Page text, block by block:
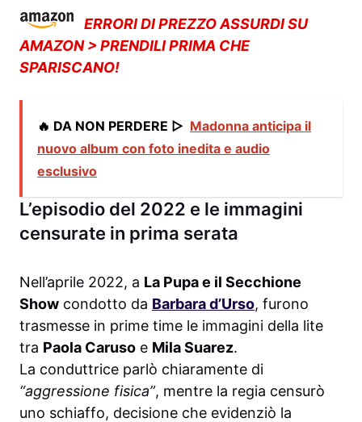
ERRORI DI PREZZO ASSURDI SU
AMAZON > PRENDILI PRIMA CHE
SPARISCANO!
🔥 DA NON PERDERE ▷ Madonna anticipa il
nuovo album con foto inedita e audio
esclusivo
L’episodio del 2022 e le immagini
censurate in prima serata
Nell’aprile 2022, a La Pupa e il Secchione
Show condotto da Barbara d’Urso, furono
trasmesse in prime time le immagini della lite
tra Paola Caruso e Mila Suarez.
La conduttrice parlò chiaramente di
“aggressione fisica”, mentre la regia censurò
uno schiaffo, decisione che evidenziò la